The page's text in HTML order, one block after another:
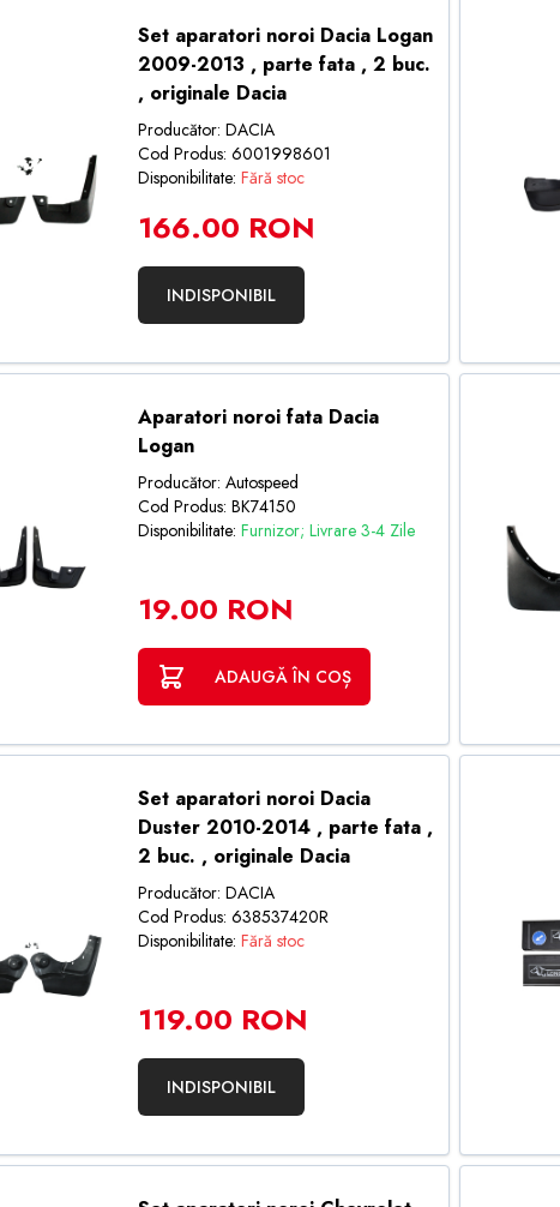
Set aparatori noroi Dacia Logan
2009-2013 , parte fata , 2 buc.
, originale Dacia
Producător: DACIA
Cod Produs: 6001998601
Disponibilitate: Fără stoc
166.00 RON
INDISPONIBIL
Aparatori noroi fata Dacia
Logan
Producător: Autospeed
Cod Produs: BK74150
Disponibilitate: Furnizor; Livrare 3-4 Zile
19.00 RON
ADAUGĂ ÎN COȘ
Set aparatori noroi Dacia
Duster 2010-2014 , parte fata ,
2 buc. , originale Dacia
Producător: DACIA
Cod Produs: 638537420R
Disponibilitate: Fără stoc
119.00 RON
INDISPONIBIL